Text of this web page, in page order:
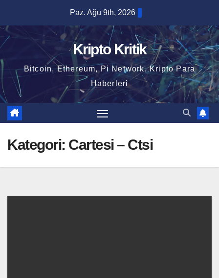
content
Paz. Ağu 9th, 2026
Kripto Kritik
Bitcoin, Ethereum, Pi Network, Kripto Para
Haberleri
Kategori: Cartesi – Ctsi